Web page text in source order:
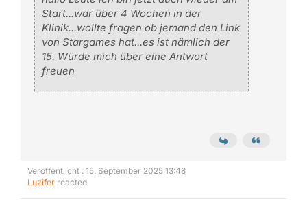
Start...war über 4 Wochen in der
Klinik...wollte fragen ob jemand den Link
von Stargames hat...es ist nämlich der
15. Würde mich über eine Antwort
freuen
Veröffentlicht : 15. September 2025 13:48
Luzifer reacted